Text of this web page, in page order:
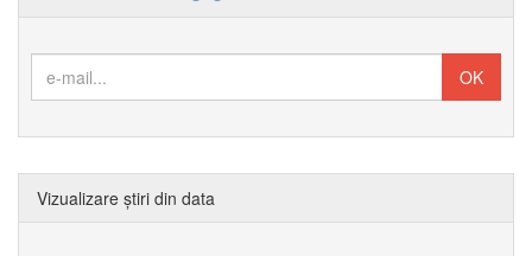
Vizualizare știri din data